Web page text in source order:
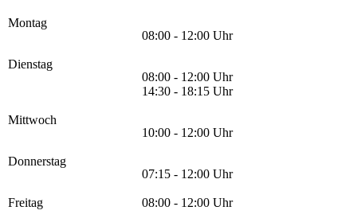
Montag
08:00 - 12:00 Uhr
Dienstag
08:00 - 12:00 Uhr
14:30 - 18:15 Uhr
Mittwoch
10:00 - 12:00 Uhr
Donnerstag
07:15 - 12:00 Uhr
Freitag 08:00 - 12:00 Uhr